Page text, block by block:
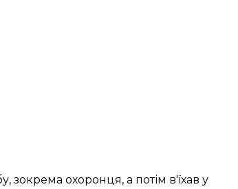
зокрема охоронця, а потім в'їхав у